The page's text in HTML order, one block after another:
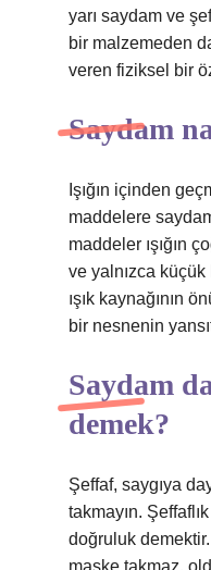
yarı saydam ve
bir malzemeden
veren fiziksel bir
Saydam
Işığın içinden
maddelere
maddeler ışığın
ve yalnızca küçük
ışık kaynağının
bir nesnenin
Saydam
demek?
Şeffaf, saygıya
takmayın.
doğruluk
maske takmaz,